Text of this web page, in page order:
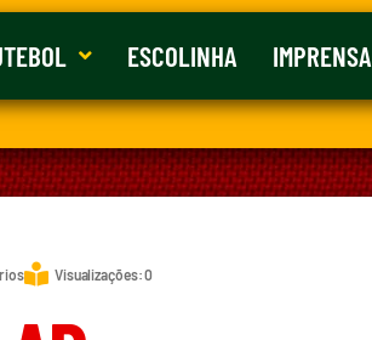
ESCOLINHA IMPRENSA
Visualizações: 0